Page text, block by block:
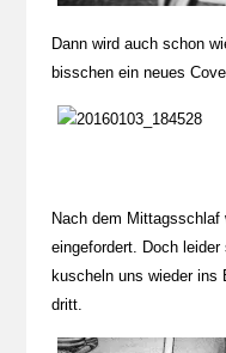
Dann wird auch schon
bisschen ein neues
Nach dem Mittagsschlaf
eingefordert. Doch
kuscheln uns wieder
dritt.